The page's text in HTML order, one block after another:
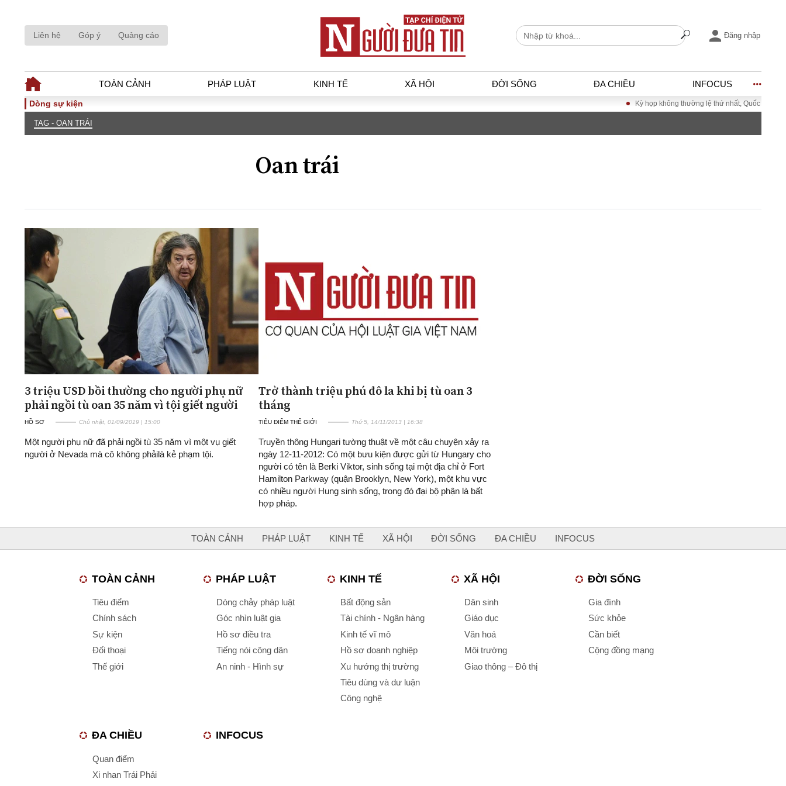
Liên hệ Góp ý Quảng cáo Đăng nhập
TOÀN CẢNH PHÁP LUẬT KINH TẾ XÃ HỘI ĐỜI SỐNG ĐA CHIỀU INFOCUS
TOÀN CẢNH
Thế giới
Góc nhìn luật gia
An ninh - Hình sự
Xu hướng thị trường
Giao thông – Đô thị
Quan điểm
Xi nhan Trái Phải
Bạn đọc viết
INFOCUS
Dòng sự kiện Kỳ họp không thường lệ thứ nhất, Quốc hội khóa
TAG - OAN TRÁI
Oan trái
3 triệu USD bồi thường cho người phụ nữ
phải ngồi tù oan 35 năm vì tội giết người
HỒ SƠ Chủ nhật, 01/09/2019 | 15:00
Một người phụ nữ đã phải ngồi tù 35 năm vì một vụ giết
người ở Nevada mà cô không phảilà kẻ phạm tội.
Trở thành triệu phú đô la khi bị tù oan 3
tháng
TIÊU ĐIỂM THẾ GIỚI Thứ 5, 14/11/2013 | 16:38
Truyền thông Hungari tường thuật về một câu chuyện xảy ra
ngày 12-11-2012: Có một bưu kiện được gửi từ Hungary cho
người có tên là Berki Viktor, sinh sống tại một địa chỉ ở Fort
Hamilton Parkway (quận Brooklyn, New York), một khu vực
có nhiều người Hung sinh sống, trong đó đại bộ phận là bất
hợp pháp.
TOÀN CẢNH PHÁP LUẬT KINH TẾ XÃ HỘI ĐỜI SỐNG ĐA CHIỀU INFOCUS
TOÀN CẢNH
Tiêu điểm
Chính sách
Sự kiện
Đối thoại
Thế giới
PHÁP LUẬT
Dòng chảy pháp luật
Góc nhìn luật gia
Hồ sơ điều tra
Tiếng nói công dân
An ninh - Hình sự
KINH TẾ
Bất động sản
Tài chính - Ngân hàng
Kinh tế vĩ mô
Hồ sơ doanh nghiệp
Xu hướng thị trường
Tiêu dùng và dư luận
Công nghệ
XÃ HỘI
Dân sinh
Giáo dục
Văn hoá
Môi trường
Giao thông – Đô thị
ĐỜI SỐNG
Gia đình
Sức khỏe
Cần biết
Cộng đồng mạng
ĐA CHIỀU
Quan điểm
Xi nhan Trái Phải
INFOCUS